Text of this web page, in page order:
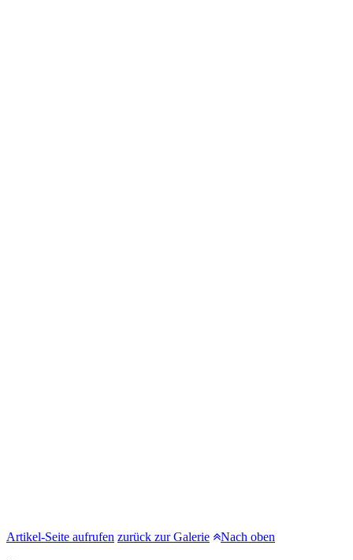
Artikel-Seite aufrufen zurück zur Galerie Nach oben